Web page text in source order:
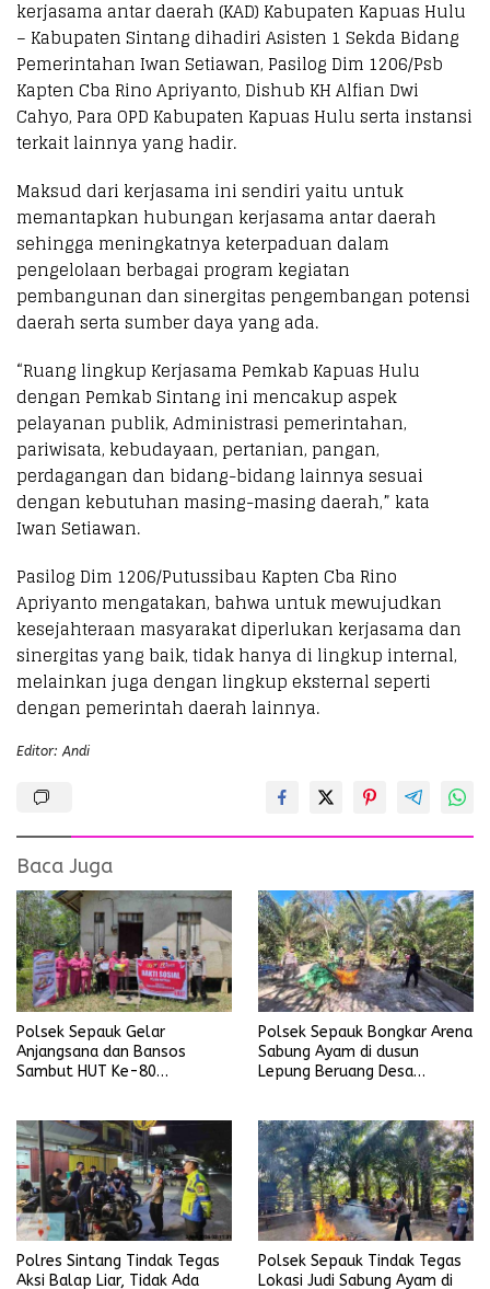
kerjasama antar daerah (KAD) Kabupaten Kapuas Hulu
– Kabupaten Sintang dihadiri Asisten 1 Sekda Bidang
Pemerintahan Iwan Setiawan, Pasilog Dim 1206/Psb
Kapten Cba Rino Apriyanto, Dishub KH Alfian Dwi
Cahyo, Para OPD Kabupaten Kapuas Hulu serta instansi
terkait lainnya yang hadir.
Maksud dari kerjasama ini sendiri yaitu untuk
memantapkan hubungan kerjasama antar daerah
sehingga meningkatnya keterpaduan dalam
pengelolaan berbagai program kegiatan
pembangunan dan sinergitas pengembangan potensi
daerah serta sumber daya yang ada.
“Ruang lingkup Kerjasama Pemkab Kapuas Hulu
dengan Pemkab Sintang ini mencakup aspek
pelayanan publik, Administrasi pemerintahan,
pariwisata, kebudayaan, pertanian, pangan,
perdagangan dan bidang-bidang lainnya sesuai
dengan kebutuhan masing-masing daerah,” kata
Iwan Setiawan.
Pasilog Dim 1206/Putussibau Kapten Cba Rino
Apriyanto mengatakan, bahwa untuk mewujudkan
kesejahteraan masyarakat diperlukan kerjasama dan
sinergitas yang baik, tidak hanya di lingkup internal,
melainkan juga dengan lingkup eksternal seperti
dengan pemerintah daerah lainnya.
Editor: Andi
Baca Juga
Polsek Sepauk Gelar
Anjangsana dan Bansos
Sambut HUT Ke-80
Polsek Sepauk Bongkar Arena
Sabung Ayam di dusun
Lepung Beruang Desa
Polres Sintang Tindak Tegas
Aksi Balap Liar, Tidak Ada
Polsek Sepauk Tindak Tegas
Lokasi Judi Sabung Ayam di